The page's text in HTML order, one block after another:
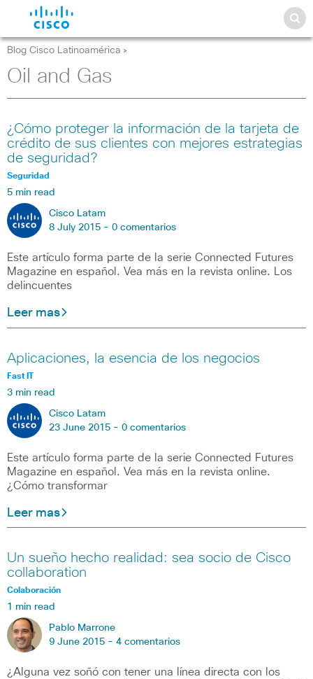
Blog Cisco Latinoamérica >
Oil and Gas
¿Cómo proteger la información de la tarjeta de
crédito de sus clientes con mejores estrategias
de seguridad?
Seguridad
5 min read
Cisco Latam
8 July 2015 - 0 comentarios
Este artículo forma parte de la serie Connected Futures
Magazine en español. Vea más en la revista online. Los
delincuentes
Leer mas
Aplicaciones, la esencia de los negocios
Fast IT
3 min read
Cisco Latam
23 June 2015 - 0 comentarios
Este artículo forma parte de la serie Connected Futures
Magazine en español. Vea más en la revista online.
¿Cómo transformar
Leer mas
Un sueño hecho realidad: sea socio de Cisco
collaboration
Colaboración
1 min read
Pablo Marrone
9 June 2015 - 4 comentarios
¿Alguna vez soñó con tener una línea directa con los